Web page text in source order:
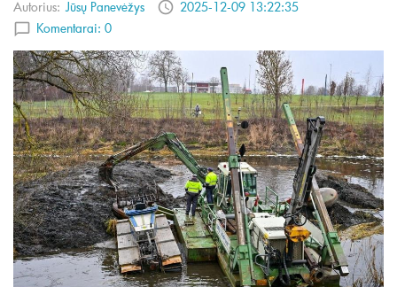
Autorius: Jūsų Panevėžys
2025-12-09 13:22:35
Komentarai: 0